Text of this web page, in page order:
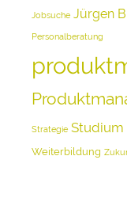
Jobsuche Jürgen
Personalberatung
Strategie Studium
Weiterbildung